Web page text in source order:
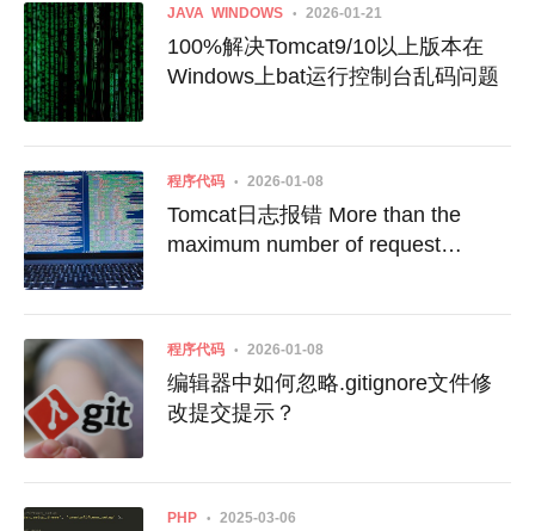
JAVA WINDOWS 2026-01-21
100%解决Tomcat9/10以上版本在
Windows上bat运行控制台乱码问题
程序代码 2026-01-08
Tomcat日志报错 More than the
maximum number of request
程序代码 2026-01-08
编辑器中如何忽略.gitignore文件修
改提交提示？
PHP 2025-03-06